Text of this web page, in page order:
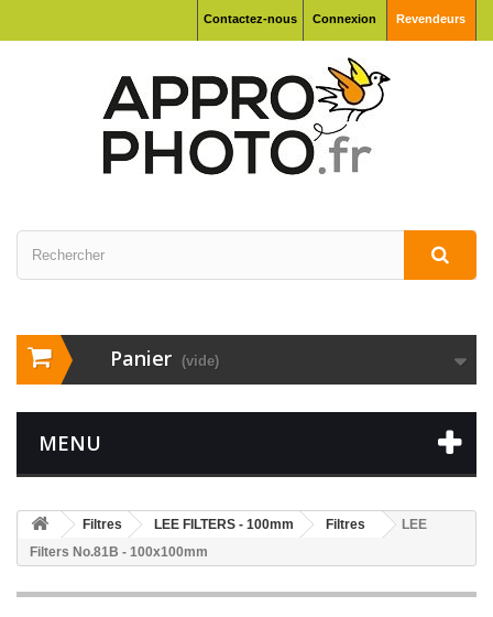
Connexion Revendeurs
Contactez-nous
Panier (vide)
MENU
Filtres LEE FILTERS - 100mm Filtres
LEE
Filters No.81B - 100x100mm